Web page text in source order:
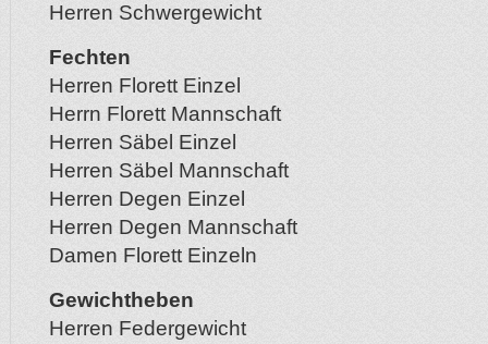
Herren Schwergewicht
Fechten
Herren Florett Einzel
Herrn Florett Mannschaft
Herren Säbel Einzel
Herren Säbel Mannschaft
Herren Degen Einzel
Herren Degen Mannschaft
Damen Florett Einzeln
Gewichtheben
Herren Federgewicht